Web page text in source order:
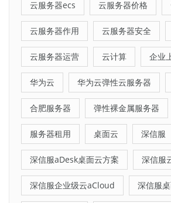
云服务器ecs 云服务器价格
云服务器作用 云服务器安全
云服务器运营 云计算 企业
华为云 华为云弹性云服务器
合肥服务器 弹性裸金属服务器
服务器租用 桌面云 深信服
深信服aDesk桌面云方案 深信服
深信服企业级云aCloud 深信服